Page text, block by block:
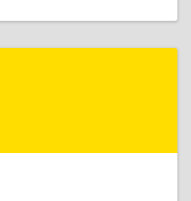
обл, Волгоград г,